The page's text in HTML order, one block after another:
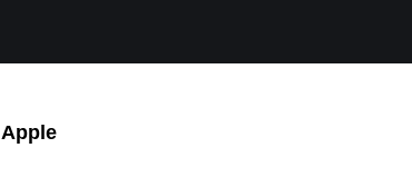
Apple